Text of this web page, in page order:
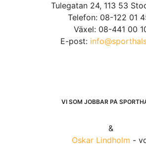
Tulegatan 24, 113 53
Telefon: 08-122 01
Växel: 08-441 00
E-post:
VI SOM JOBBAR PÅ
&
Oskar Lindholm -